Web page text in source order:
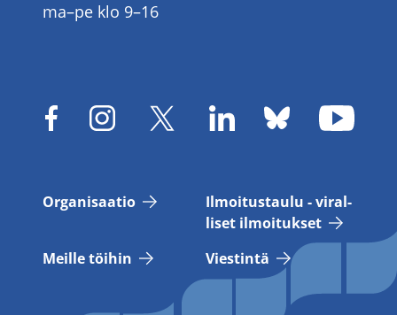
ma–pe klo 9–16
Or­ga­ni­saa­tio
Il­moi­tus­tau­lu - vi­ral­
li­set il­moi­tuk­set
Meil­le töi­hin
Vies­tin­tä